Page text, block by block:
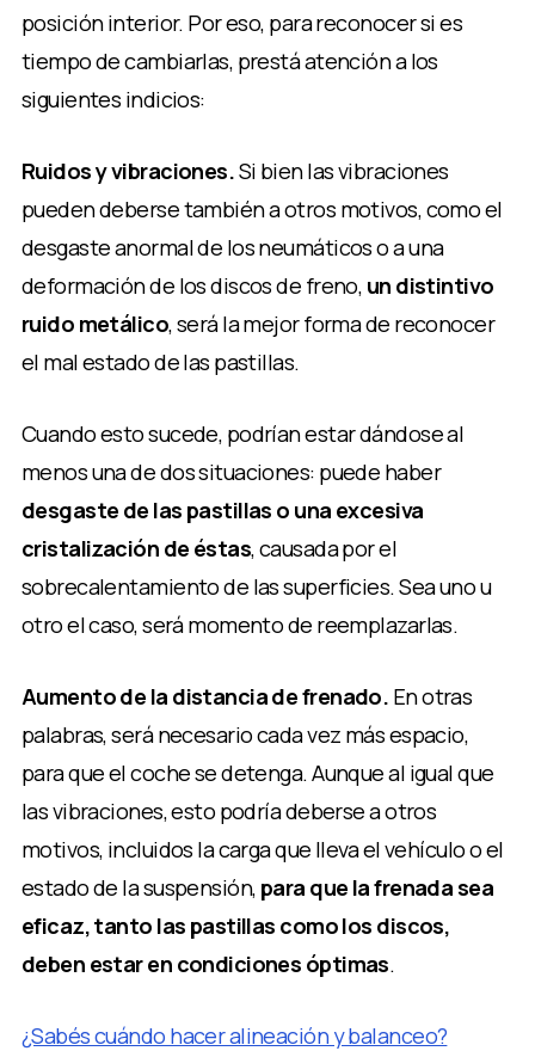
posición interior. Por eso, para reconocer si es
tiempo de cambiarlas, prestá atención a los
siguientes indicios:
Ruidos y vibraciones.Si bien las vibraciones
pueden deberse también a otros motivos, como el
desgaste anormal de los neumáticos o a una
deformación de los discos de freno, un distintivo
ruido metálico, será la mejor forma de reconocer
el mal estado de las pastillas.
Cuando esto sucede, podrían estar dándose al
menos una de dos situaciones: puede haber
desgaste de las pastillas o una excesiva
cristalización de éstas, causada por el
sobrecalentamiento de las superficies. Sea uno u
otro el caso, será momento de reemplazarlas.
Aumento de la distancia de frenado. En otras
palabras, será necesario cada vez más espacio,
para que el coche se detenga. Aunque al igual que
las vibraciones, esto podría deberse a otros
motivos, incluidos la carga que lleva el vehículo o el
estado de la suspensión, para que la frenada sea
eficaz, tanto las pastillas como los discos,
deben estar en condiciones óptimas.
¿Sabés cuándo hacer alineación y balanceo?